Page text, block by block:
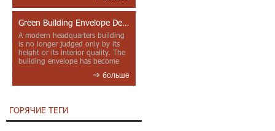
Green Building Envelope Design: Clay Sunscreen Fins for Modern Headquarters Architecture
A modern headquarters building
is no longer judged only by its
height or its interior quality. The
building envelope has become
больше
ГОРЯЧИЕ ТЕГИ